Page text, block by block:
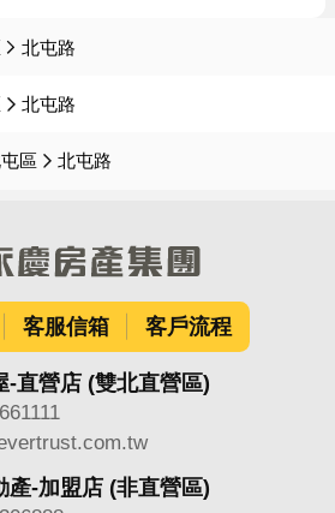
北屯路
北屯路
區 北屯路
客服信箱 客戶流程
-直營店 (雙北直營區)
產-加盟店 (非直營區)